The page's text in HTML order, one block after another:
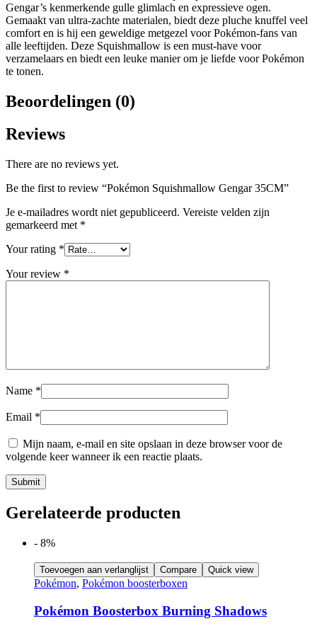
Gengar’s kenmerkende gulle glimlach en expressieve ogen.
Gemaakt van ultra-zachte materialen, biedt deze pluche knuffel veel
comfort en is hij een geweldige metgezel voor Pokémon-fans van
alle leeftijden. Deze Squishmallow is een must-have voor
verzamelaars en biedt een leuke manier om je liefde voor Pokémon
te tonen.
Beoordelingen (0)
Reviews
There are no reviews yet.
Be the first to review “Pokémon Squishmallow Gengar 35CM”
Je e-mailadres wordt niet gepubliceerd. Vereiste velden zijn
gemarkeerd met *
Your rating *
Your review *
Name *
Email *
Mijn naam, e-mail en site opslaan in deze browser voor de
volgende keer wanneer ik een reactie plaats.
Submit
Gerelateerde producten
- 8%
Toevoegen aan verlanglijst Compare Quick view
Pokémon, Pokémon boosterboxen
Pokémon Boosterbox Burning Shadows